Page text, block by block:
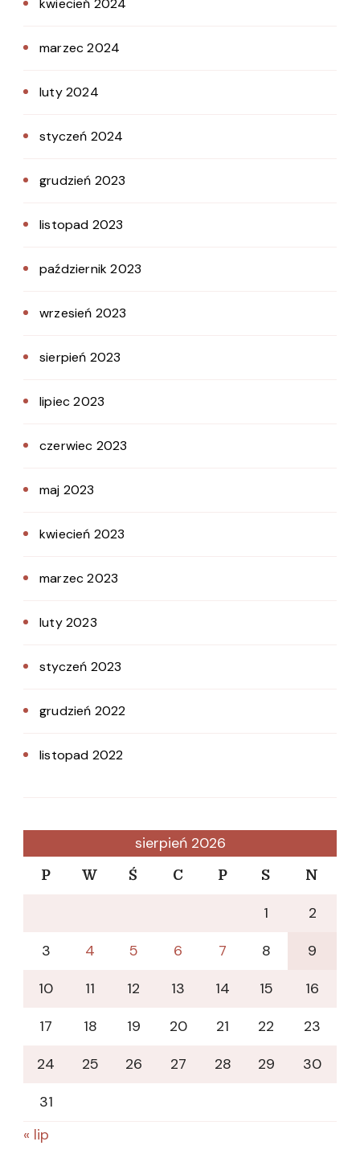
kwiecień 2024
marzec 2024
luty 2024
styczeń 2024
grudzień 2023
listopad 2023
październik 2023
wrzesień 2023
sierpień 2023
lipiec 2023
czerwiec 2023
maj 2023
kwiecień 2023
marzec 2023
luty 2023
styczeń 2023
grudzień 2022
listopad 2022
sierpień 2026
P W Ś C P S N
1
2
3
4 5 6 7 8
9
10
11 12 13 14 15
16
17
18 19 20 21 22
23
24
25 26 27 28 29
30
31
« lip